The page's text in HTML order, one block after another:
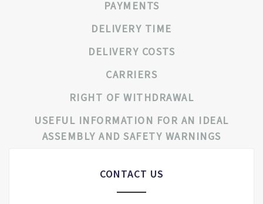
PAYMENTS
DELIVERY TIME
DELIVERY COSTS
CARRIERS
RIGHT OF WITHDRAWAL
USEFUL INFORMATION FOR AN IDEAL
ASSEMBLY AND SAFETY WARNINGS
CONTACT US